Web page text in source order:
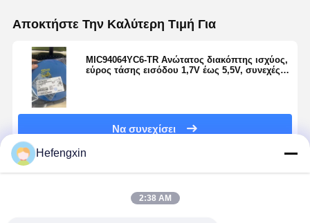
Αποκτήστε Την Καλύτερη Τιμή Για
MIC94064YC6-TR Ανώτατος διακόπτης ισχύος,
εύρος τάσης εισόδου 1,7V έως 5,5V, συνεχές
Να συνεχίσει
Hefengxin
2:38 AM